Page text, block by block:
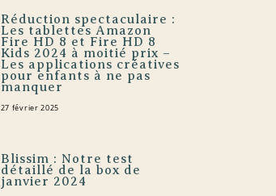
Réduction spectaculaire :
Les tablettes Amazon
Fire HD 8 et Fire HD 8
Kids 2024 à moitié prix –
Les applications créatives
pour enfants à ne pas
manquer
27 février 2025
Blissim : Notre test
détaillé de la box de
janvier 2024